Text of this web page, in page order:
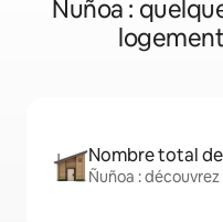
Ñuñoa :
Nombre total
Ñuñoa :